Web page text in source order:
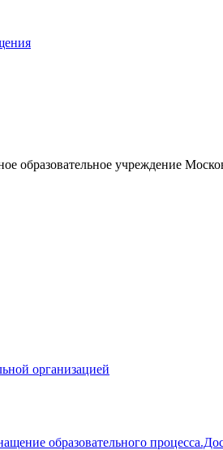
образовательное учреждение
организацией
образовательного